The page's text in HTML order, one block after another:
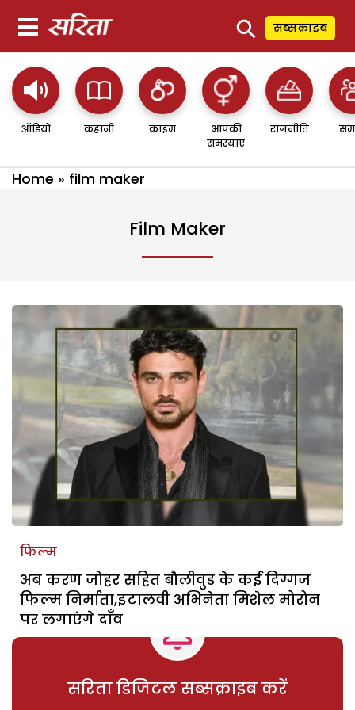
⚲ सब्सक्राइब
ऑडियो कहानी क्राइम
आपकी
समस्याएं
राजनीति
Home » film maker
Film Maker
फिल्म
अब करण जोहर सहित बौलीवुड के कई दिग्गज
फिल्म निर्माता,इटालवी अभिनेता मिशेल मोरोन
पर लगाएंगे दाॅंव
सरिता डिजिटल सब्सक्राइब करें